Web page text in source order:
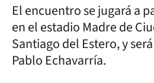
El encuentro se jugará a
en el estadio Madre de
Santiago del Estero, y
Pablo Echavarría.